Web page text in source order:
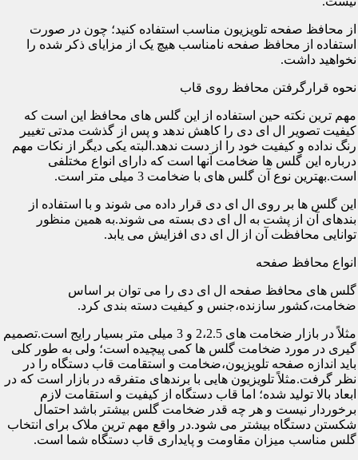
از محافظ صفحه تلویزیون مناسب استفاده کنید؛ چون در صورت
استفاده از محافظ صفحه نامناسب هیچ یک از مزایای ذکر شده را
نخواهید داشت.
نحوه قرارگرفتن محافظ روی قاب
مهم ترین نکته حین استفاده از این گلس های محافظ این است که
کیفیت تصویر ال ای دی را کاهش ندهد و پس از گذشت مدتی تغییر
رنگ نداده و کیفیت خود را از دست ندهد.البته یکی دیگر از نکات مهم
درباره این گلس ها ضخامت آنها است که دارای انواع مختلفی
است.بهترین نوع آن گلس های با ضخامت 3 میلی متر است.
این گلس ها بر روی ال ای دی قرار داده می شوند و با استفاده از
بندهای آن از پشت به ال ای دی بسته می شوند.به همین منظور
توانایی محافظت آن از ال ای دی افزایش می یابد.
انواع محافظ صفحه
گلس های محافظ صفحه ال ای دی را می توان بر اساس
ضخامت،کشور سازنده،جنس و کیفیت دسته بندی کرد.
مثلاً در بازار ضخامت های 2،2.5 و 3 میلی متر بسیار رایج است.تصمیم
گیری در مورد ضخامت گلس ها کمی پیچیده است؛ ولی به طور کلی
باید اندازه صفحه تلویزیون،ضخامت و استقامت قاب دستگاه را در
نظر گرفت.مثلاً تلویزیون هایی با برندهای متفرقه در بازار است که در
ابعاد بالا تولید شده؛ اما قاب دستگاه از کیفیت و استقامت لازم
برخوردار نیست و هر چه قدر ضخامت گلس بیشتر باشد احتمال
شکستن دستگاه بیشتر می شود.در واقع مهم ترین ملاک برای انتخاب
گلس مناسب میزان مقاومت و پایداری قاب دستگاه شما است.